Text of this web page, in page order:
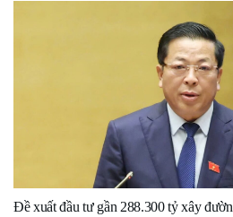
Đề xuất đầu tư gần 288.300 tỷ xây